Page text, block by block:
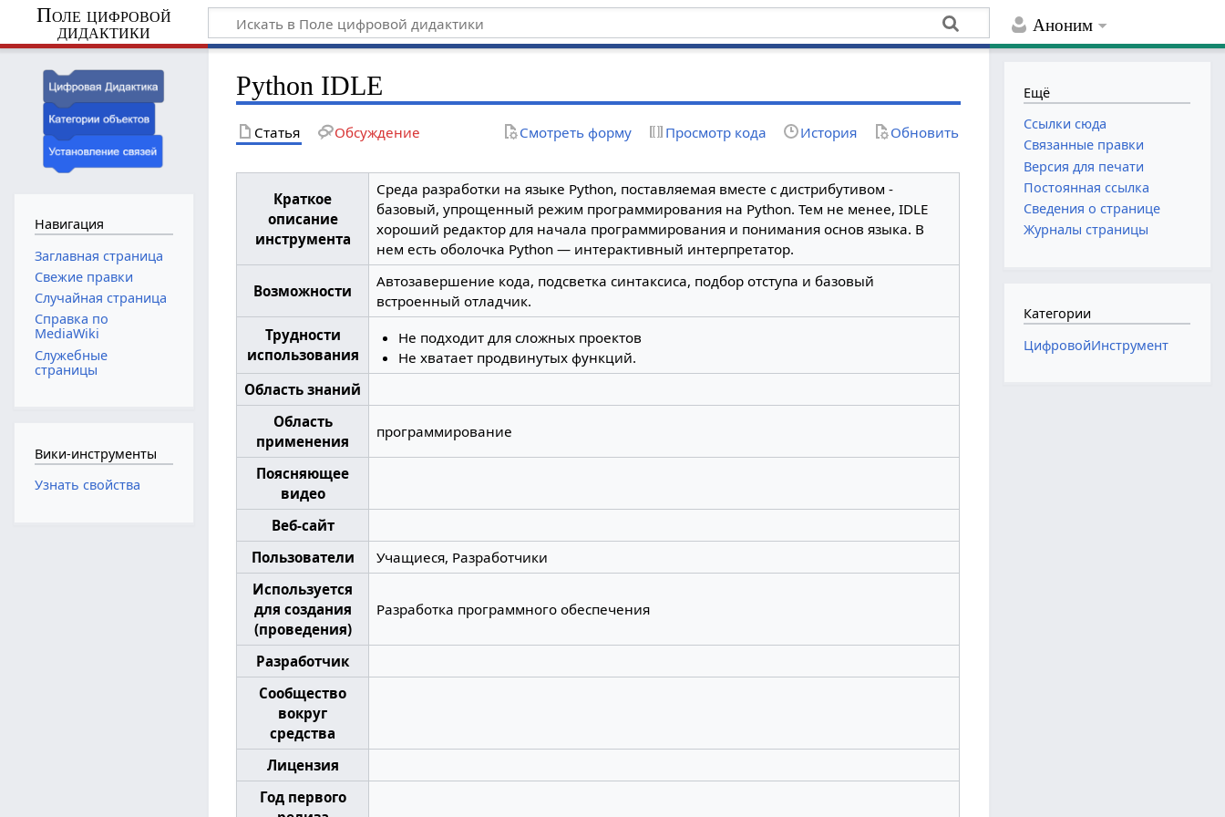
Аноним
Поле цифровой
дидактики
Python IDLE
Статья Обсуждение Смотреть форму Просмотр кода История Обновить
Краткое
описание
инструмента
Среда разработки на языке Python, поставляемая вместе с дистрибутивом -
базовый, упрощенный режим программирования на Python. Тем не менее, IDLE
хороший редактор для начала программирования и понимания основ языка. В
нем есть оболочка Python — интерактивный интерпретатор.
Возможности
Автозавершение кода, подсветка синтаксиса, подбор отступа и базовый
встроенный отладчик.
Трудности
использования
Не подходит для сложных проектов
Не хватает продвинутых функций.
Область знаний
Область
применения
программирование
Поясняющее
видео
Веб-сайт
Пользователи
Учащиеся, Разработчики
Используется
для создания
(проведения)
Разработка программного обеспечения
Разработчик
Сообщество
вокруг
средства
Лицензия
Год первого
Навигация
Заглавная страница
Свежие правки
Случайная страница
Справка по
MediaWiki
Служебные
страницы
Вики-инструменты
Узнать свойства
Ещё
Ссылки сюда
Связанные правки
Версия для печати
Постоянная ссылка
Сведения о странице
Журналы страницы
Категории
ЦифровойИнструмент